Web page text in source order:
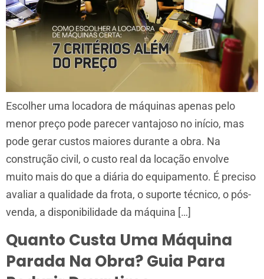
Escolher uma locadora de máquinas apenas pelo
menor preço pode parecer vantajoso no início, mas
pode gerar custos maiores durante a obra. Na
construção civil, o custo real da locação envolve
muito mais do que a diária do equipamento. É preciso
avaliar a qualidade da frota, o suporte técnico, o pós-
venda, a disponibilidade da máquina […]
Quanto Custa Uma Máquina
Parada Na Obra? Guia Para